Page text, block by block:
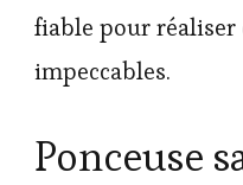
fiable pour
impeccables.
Ponceuse